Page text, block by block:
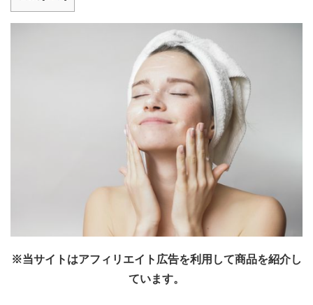
※当サイトはアフィリエイト広告を利用して商品を紹介し
ています。